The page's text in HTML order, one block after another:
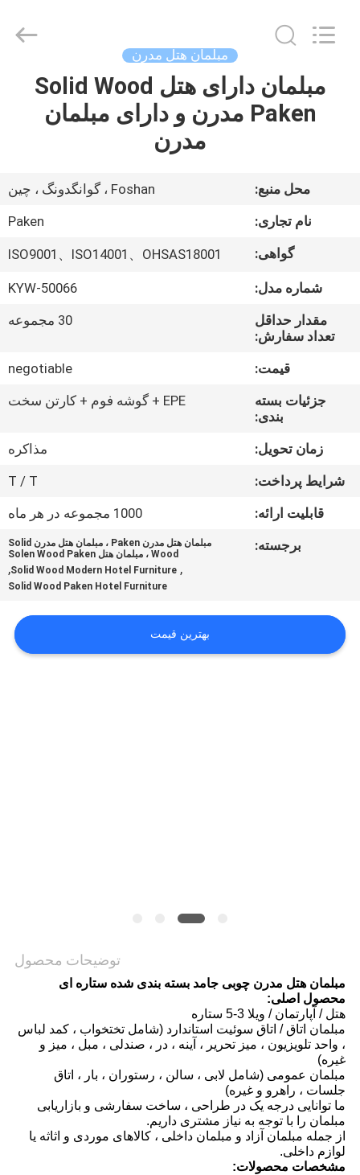
صفحه
اصلی
درباره
کارخانه
کیفیت
ما
تماس
نقل
قول
مبلمان هتل مدرن
مبلمان دارای هتل Solid Wood
Paken مدرن و دارای مبلمان
مدرن
محل منبع:
Foshan ، گوانگدونگ ، چین
نام تجاری:
Paken
گواهی:
ISO9001、ISO14001、OHSAS18001
شماره مدل:
KYW-50066
مقدار حداقل
تعداد سفارش:
30 مجموعه
قیمت:
negotiable
جزئیات بسته
بندی:
EPE + گوشه فوم + کارتن سخت
زمان تحویل:
مذاکره
شرایط پرداخت:
T / T
قابلیت ارائه:
1000 مجموعه در هر ماه
برجسته:
مبلمان هتل مدرن Paken ، مبلمان هتل مدرن Solid
Wood ، مبلمان هتل Solen Wood Paken
,
Solid Wood Modern Hotel Furniture
,
Solid Wood Paken Hotel Furniture
بهترین قیمت
توضیحات محصول
مبلمان هتل مدرن چوبی جامد بسته بندی شده ستاره ای
محصول اصلی:
هتل / آپارتمان / ویلا 3-5 ستاره
مبلمان اتاق / اتاق سوئیت استاندارد (شامل تختخواب ، کمد لباس
، واحد تلویزیون ، میز تحریر ، آینه ، در ، صندلی ، مبل ، میز و
غیره)
مبلمان عمومی (شامل لابی ، سالن ، رستوران ، بار ، اتاق
جلسات ، راهرو و غیره)
ما توانایی درجه یک در طراحی ، ساخت سفارشی و بازاریابی
مبلمان را با توجه به نیاز مشتری داریم.
از جمله مبلمان آزاد و مبلمان داخلی ، کالاهای موردی و اثاثه یا
لوازم داخلی.
مشخصات محصولات: